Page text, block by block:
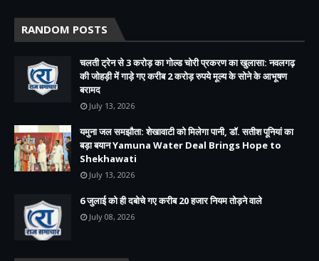
RANDOM POSTS
चलती ट्रेन से 3 करोड़ का गोल्ड चोरी प्रकरण का खुलासा: नवलगढ़
की जोहड़ी में गाड़े गए करीब 2 करोड़ रुपये मूल्य के सोने के आभूषण
बरामद
July 13, 2026
यमुना जल समझौता: शेखावाटी को मिलेगा पानी, डॉ. सतीश पूनियां का
बड़ा बयान Yamuna Water Deal Brings Hope to
Shekhawati
July 13, 2026
6 जुलाई को ही दबोचे गए करीब 20 हजार नियम तोड़ने वाले
July 08, 2026